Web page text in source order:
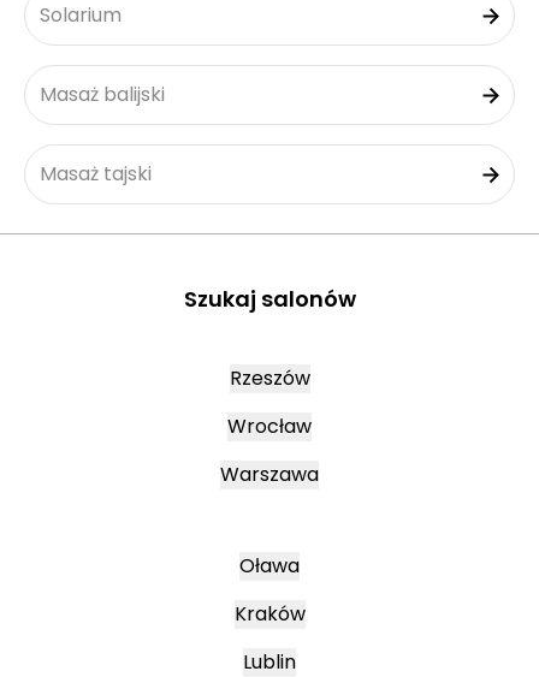
Solarium
Masaż balijski
Masaż tajski
Szukaj salonów
Rzeszów
Wrocław
Warszawa
Oława
Kraków
Lublin